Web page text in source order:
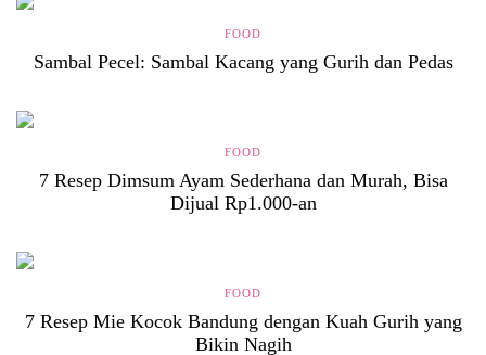
FOOD
Sambal Pecel: Sambal Kacang yang Gurih dan Pedas
FOOD
7 Resep Dimsum Ayam Sederhana dan Murah, Bisa
Dijual Rp1.000-an
FOOD
7 Resep Mie Kocok Bandung dengan Kuah Gurih yang
Bikin Nagih